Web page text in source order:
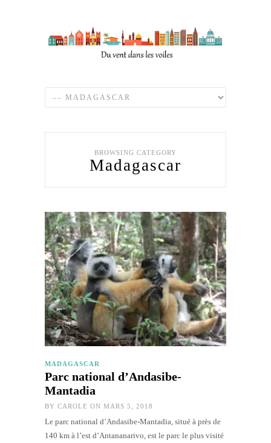
BROWSING CATEGORY
Madagascar
MADAGASCAR
Parc national d’Andasibe-
Mantadia
BY CAROLE ON MARS 5, 2018
Le parc national d’Andasibe-Mantadia, situé à près de
140 km à l’est d’Antananarivo, est le parc le plus visité